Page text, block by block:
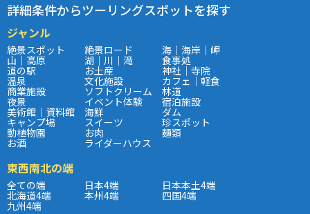
詳細条件からツーリングスポットを探す
ジャンル
絶景スポット 絶景ロード 海｜海岸｜岬
山｜高原 湖｜川｜滝 食事処
道の駅 お土産 神社｜寺院
温泉 文化施設 カフェ｜軽食
商業施設 ソフトクリーム 林道
夜景 イベント体験 宿泊施設
美術館｜資料館 海鮮 ダム
キャンプ場 スイーツ 珍スポット
動植物園 お肉 麺類
お酒 ライダーハウス
東西南北の端
全ての端 日本4端 日本本土4端
北海道4端 本州4端 四国4端
九州4端